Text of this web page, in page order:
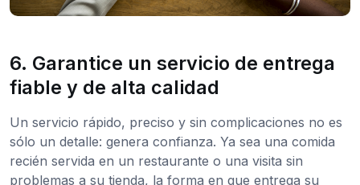
6. Garantice un servicio de entrega
fiable y de alta calidad
Un servicio rápido, preciso y sin complicaciones no es
sólo un detalle: genera confianza. Ya sea una comida
recién servida en un restaurante o una visita sin
problemas a su tienda, la forma en que entrega su